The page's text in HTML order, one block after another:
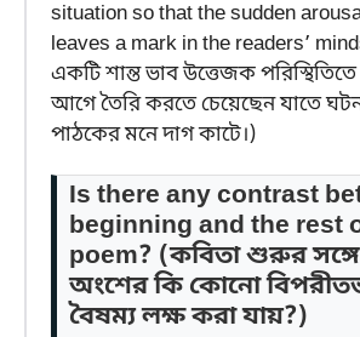
situation so that the sudden
leaves a mark in the readers’
একটি শান্ত ভাব উত্তেজক
আগে তৈরি করতে চেয়েছেন যাতে
পাঠকের মনে দাগ কাটে।)
Is there any contrast
beginning and the rest
poem? (কবিতা শুরুর
অংশের কি কোনো
বৈষম্য লক্ষ করা যায়?)